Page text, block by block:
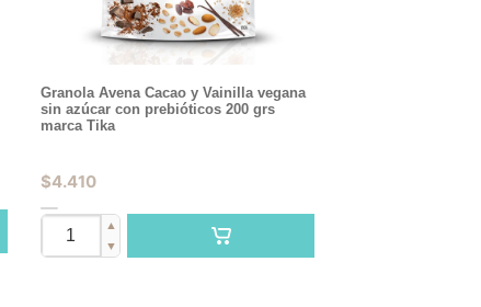
Granola Avena Cacao y Vainilla vegana
sin azúcar con prebióticos 200 grs
marca Tika
$4.410
▲
▼